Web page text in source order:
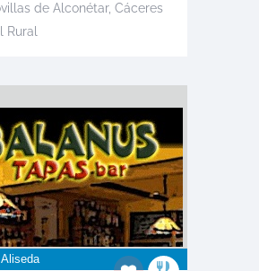
de Alconétar, Cáceres
Rural
Aliseda